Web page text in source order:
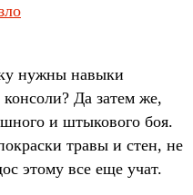
нужны навыки
Да затем же,
и штыкового боя.
травы и стен, не
этому все еще учат.